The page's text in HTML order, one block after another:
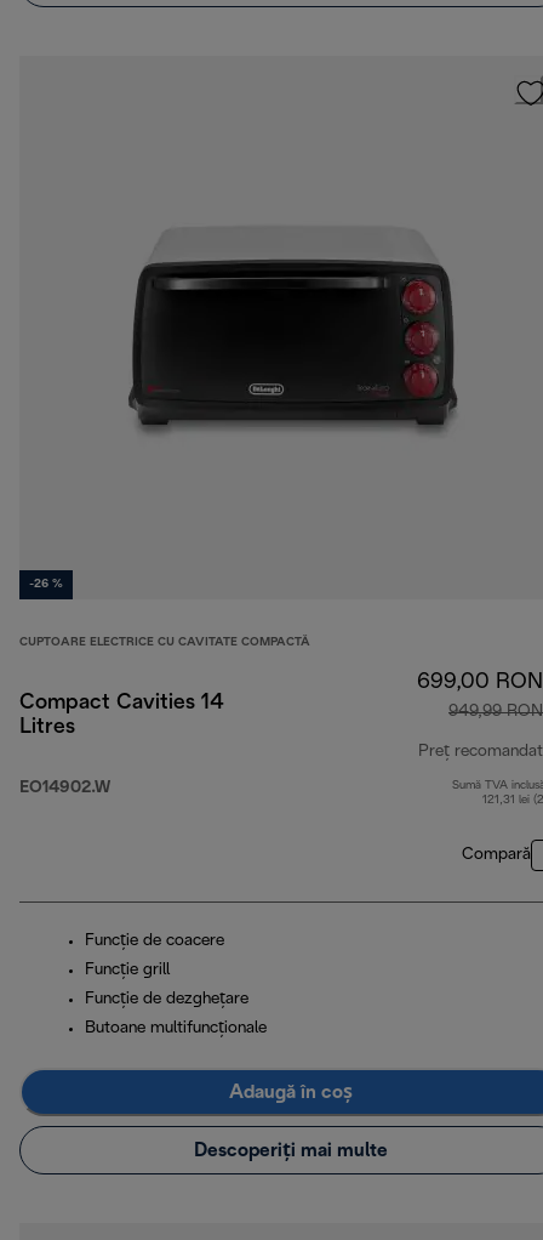
-26 %
CUPTOARE ELECTRICE CU CAVITATE COMPACTĂ
Compact Cavities 14
Litres
EO14902.W
699,00 RON
949,99 RON
Preț recomandat
Sumă TVA
121,31 lei
Compară
Funcţie de coacere
Funcţie grill
Funcţie de dezghețare
Butoane multifuncționale
Adaugă în coș
Descoperiți mai multe